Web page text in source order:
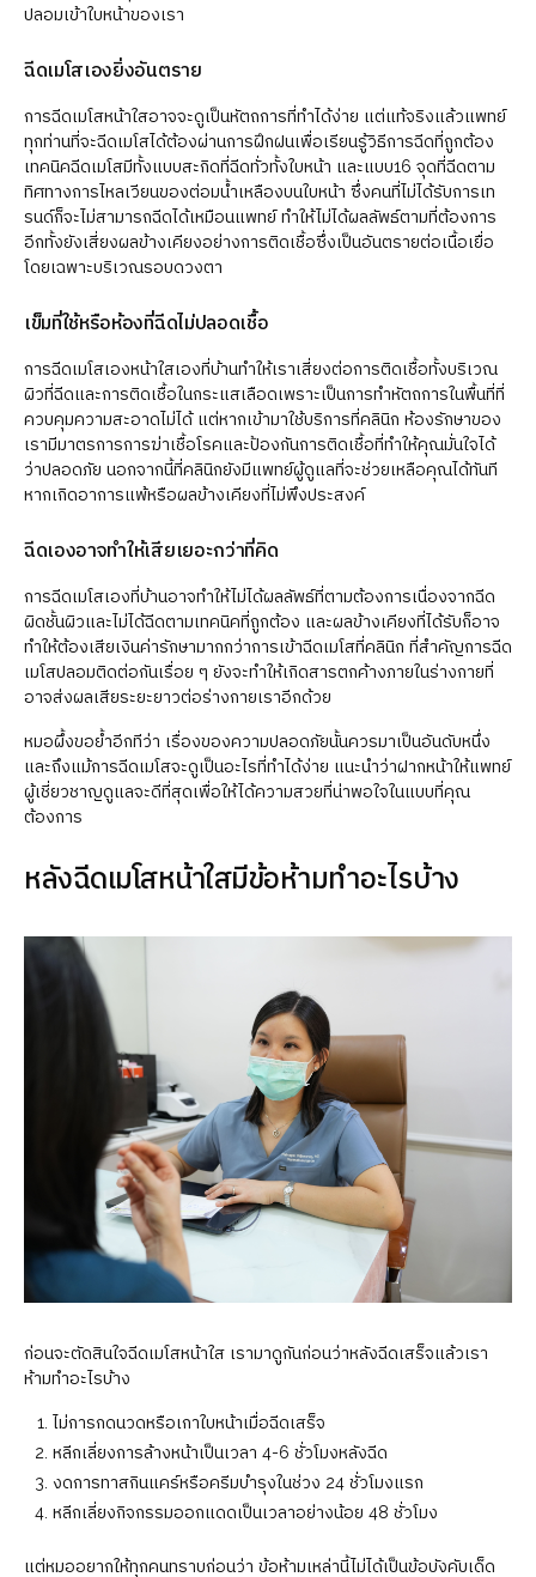
ปลอมเข้าใบหน้าของเรา
ฉีดเมโสเองยิ่งอันตราย
การฉีดเมโสหน้าใสอาจจะดูเป็นหัตถการที่ทำได้ง่าย แต่แท้จริงแล้วแพทย์
ทุกท่านที่จะฉีดเมโสได้ต้องผ่านการฝึกฝนเพื่อเรียนรู้วิธีการฉีดที่ถูกต้อง
เทคนิคฉีดเมโสมีทั้งแบบสะกิดที่ฉีดทั่วทั้งใบหน้า และแบบ16 จุดที่ฉีดตาม
ทิศทางการไหลเวียนของต่อมน้ำเหลืองบนใบหน้า ซึ่งคนที่ไม่ได้รับการเท
รนด์ก็จะไม่สามารถฉีดได้เหมือนแพทย์ ทำให้ไม่ได้ผลลัพธ์ตามที่ต้องการ
อีกทั้งยังเสี่ยงผลข้างเคียงอย่างการติดเชื้อซึ่งเป็นอันตรายต่อเนื้อเยื่อ
โดยเฉพาะบริเวณรอบดวงตา
เข็มที่ใช้หรือห้องที่ฉีดไม่ปลอดเชื้อ
การฉีดเมโสเองหน้าใสเองที่บ้านทำให้เราเสี่ยงต่อการติดเชื้อทั้งบริเวณ
ผิวที่ฉีดและการติดเชื้อในกระแสเลือดเพราะเป็นการทำหัตถการในพื้นที่ที่
ควบคุมความสะอาดไม่ได้ แต่หากเข้ามาใช้บริการที่คลินิก ห้องรักษาของ
เรามีมาตรการการฆ่าเชื้อโรคและป้องกันการติดเชื้อที่ทำให้คุณมั่นใจได้
ว่าปลอดภัย นอกจากนี้ที่คลินิกยังมีแพทย์ผู้ดูแลที่จะช่วยเหลือคุณได้ทันที
หากเกิดอาการแพ้หรือผลข้างเคียงที่ไม่พึงประสงค์
ฉีดเองอาจทำให้เสียเยอะกว่าที่คิด
การฉีดเมโสเองที่บ้านอาจทำให้ไม่ได้ผลลัพธ์ที่ตามต้องการเนื่องจากฉีด
ผิดชั้นผิวและไม่ได้ฉีดตามเทคนิคที่ถูกต้อง และผลข้างเคียงที่ได้รับก็อาจ
ทำให้ต้องเสียเงินค่ารักษามากกว่าการเข้าฉีดเมโสที่คลินิก ที่สำคัญการฉีด
เมโสปลอมติดต่อกันเรื่อย ๆ ยังจะทำให้เกิดสารตกค้างภายในร่างกายที่
อาจส่งผลเสียระยะยาวต่อร่างกายเราอีกด้วย
หมอผึ้งขอย้ำอีกทีว่า เรื่องของความปลอดภัยนั้นควรมาเป็นอันดับหนึ่ง
และถึงแม้การฉีดเมโสจะดูเป็นอะไรที่ทำได้ง่าย แนะนำว่าฝากหน้าให้แพทย์
ผู้เชี่ยวชาญดูแลจะดีที่สุดเพื่อให้ได้ความสวยที่น่าพอใจในแบบที่คุณ
ต้องการ
หลังฉีดเมโสหน้าใสมีข้อห้ามทำอะไรบ้าง
ก่อนจะตัดสินใจฉีดเมโสหน้าใส เรามาดูกันก่อนว่าหลังฉีดเสร็จแล้วเรา
ห้ามทำอะไรบ้าง
ไม่การกดนวดหรือเกาใบหน้าเมื่อฉีดเสร็จ
หลีกเลี่ยงการล้างหน้าเป็นเวลา 4-6 ชั่วโมงหลังฉีด
งดการทาสกินแคร์หรือครีมบำรุงในช่วง 24 ชั่วโมงแรก
หลีกเลี่ยงกิจกรรมออกแดดเป็นเวลาอย่างน้อย 48 ชั่วโมง
แต่หมออยากให้ทุกคนทราบก่อนว่า ข้อห้ามเหล่านี้ไม่ได้เป็นข้อบังคับเด็ด